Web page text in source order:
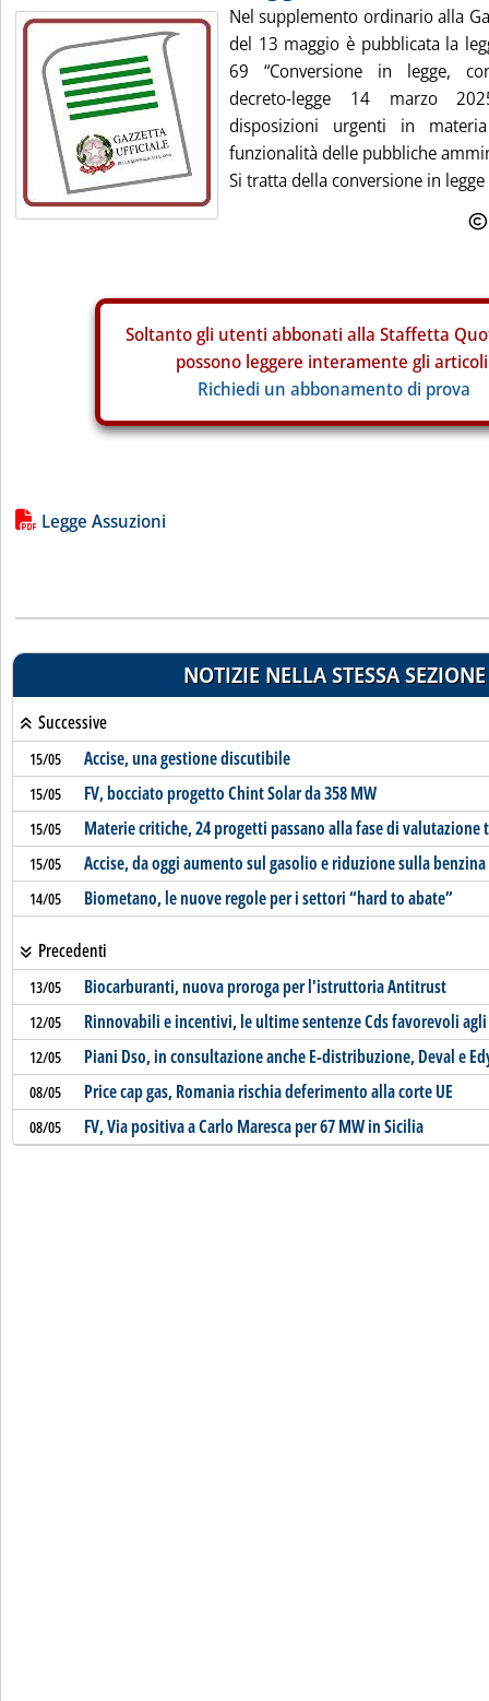
Nel supplemento ordinario alla
del 13 maggio è pubblicata la
69 “Conversione in legge,
decreto-legge 14 marzo
disposizioni urgenti in
funzionalità delle pubbliche
Si tratta della conversione in legge
Soltanto gli utenti abbonati alla Staffetta
possono leggere interamente gli
Richiedi un abbonamento di prova
Lista allegati PDF alla notizia
Legge Assuzioni
NOTIZIE NELLA STESSA SEZIONE
Successive
15/05 Accise, una gestione discutibile
15/05 FV, bocciato progetto Chint Solar da 358 MW
15/05 Materie critiche, 24 progetti passano alla fase di valutazione
15/05 Accise, da oggi aumento sul gasolio e riduzione sulla benzina
14/05 Biometano, le nuove regole per i settori “hard to abate”
Precedenti
13/05 Biocarburanti, nuova proroga per l'istruttoria Antitrust
12/05 Rinnovabili e incentivi, le ultime sentenze Cds favorevoli
12/05 Piani Dso, in consultazione anche E-distribuzione, Deval e
08/05 Price cap gas, Romania rischia deferimento alla corte UE
08/05 FV, Via positiva a Carlo Maresca per 67 MW in Sicilia